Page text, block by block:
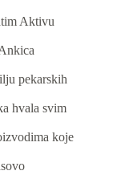
Aktivu
pekarskih
hvala svim
koje